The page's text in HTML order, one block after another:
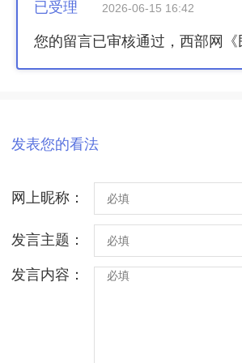
已受理 2026-06-15 16:42
您的留言已审核通过，西部网《
发表您的看法
网上昵称：
发言主题：
发言内容：